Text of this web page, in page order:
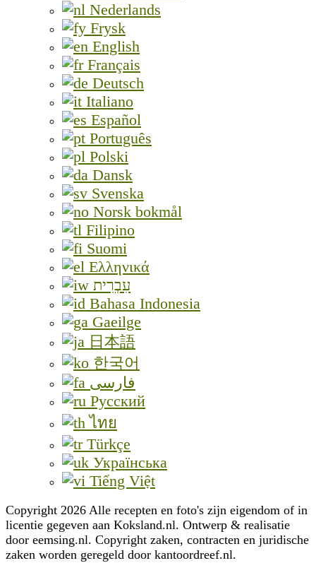
Nederlands
Frysk
English
Français
Deutsch
Italiano
Español
Português
Polski
Dansk
Svenska
Norsk bokmål
Filipino
Suomi
Ελληνικά
עִבְרִית
Bahasa Indonesia
Gaeilge
日本語
한국어
فارسی
Русский
ไทย
Türkçe
Українська
Tiếng Việt
Copyright 2026 Alle recepten en foto's zijn eigendom of in
licentie gegeven aan Koksland.nl. Ontwerp & realisatie
door eemsing.nl. Copyright zaken, contracten en juridische
zaken worden geregeld door kantoordreef.nl.